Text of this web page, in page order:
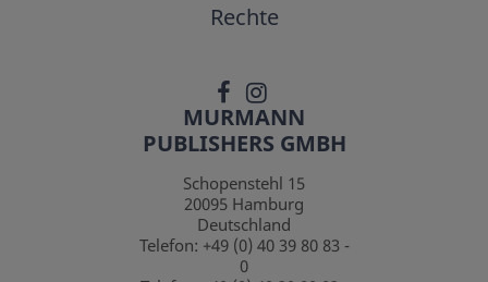
Rechte
MURMANN
PUBLISHERS GMBH
Schopenstehl 15
20095 Hamburg
Deutschland
Telefon: +49 (0) 40 39 80 83 -
0